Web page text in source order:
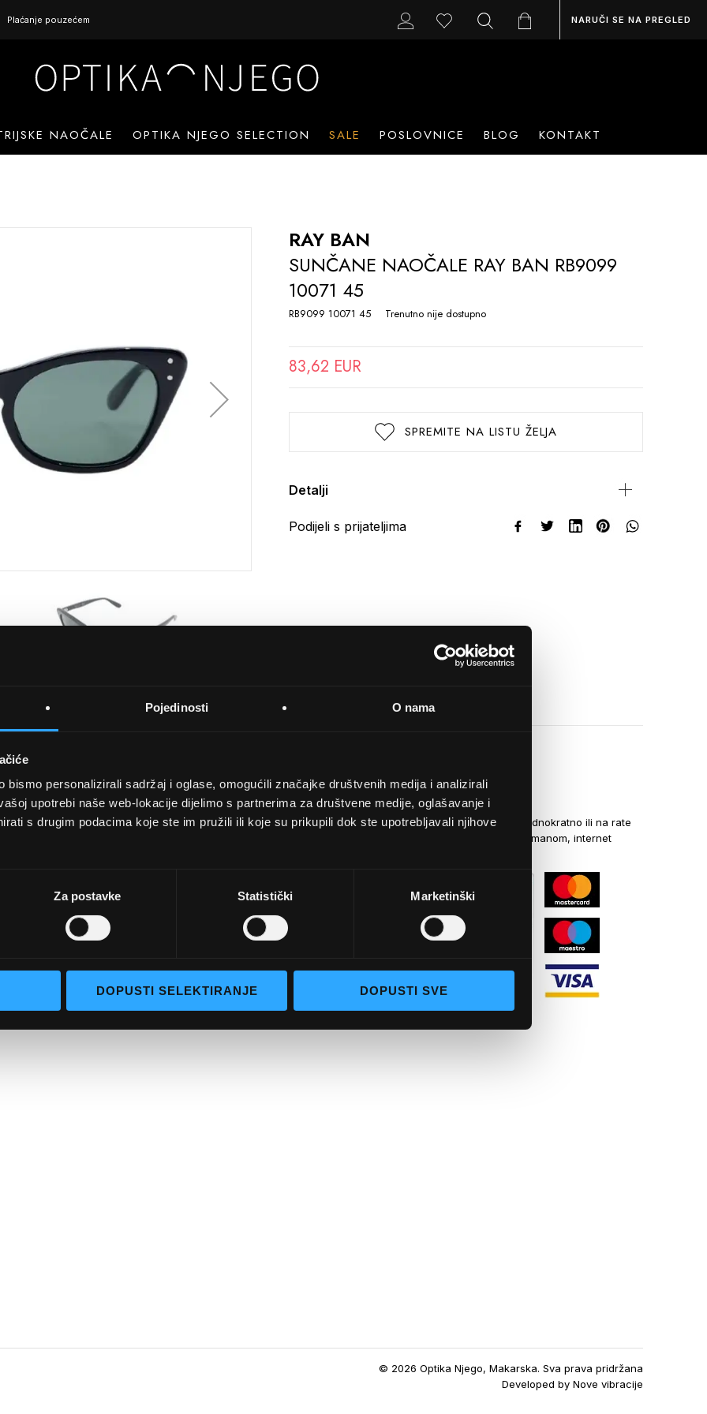
Pojedinosti O nama
bismo personalizirali sadržaj i oglase, omogućili značajke društvenih medija i analizirali
upotrebi naše web-lokacije dijelimo s partnerima za društvene medije, oglašavanje i
s drugim podacima koje ste im pružili ili koje su prikupili dok ste upotrebljavali njihove
Za postavke Statistički Marketinški
DOPUSTI SELEKTIRANJE DOPUSTI SVE
Plaćanje pouzećem NARUČI SE NA PREGLED
NAOČALE OPTIKA NJEGO SELECTION SALE POSLOVNICE BLOG KONTAKT
RAY BAN
SUNČANE NAOČALE RAY BAN RB9099
10071 45
RB9099 10071 45 Trenutno nije dostupno
83,62 EUR
SPREMITE NA LISTU ŽELJA
Detalji
Podijeli s prijateljima
selection
UVJETI KUPNJE
Opći uvjeti poslovanja
Napredno pretraživanje
Narudžbe i povrati
NAČINI PLAĆANJA
Kreditnim karticama jednokratno ili na rate
općom uplatnicom, virmanom, internet
© 2026 Optika Njego, Makarska. Sva prava pridržana
Developed byNove vibracije